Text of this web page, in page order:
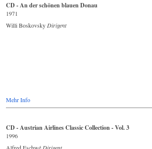
CD - An der schönen blauen Donau
1971
Willi Boskovsky Dirigent
Mehr Info
CD - Austrian Airlines Classic Collection - Vol. 3
1996
Alfred Eschwé Dirigent